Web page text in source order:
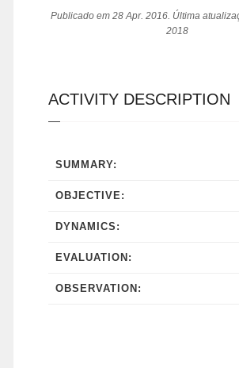
Publicado em 28 Apr. 2016. Última
2018
ACTIVITY DESCRIPTION
SUMMARY:
OBJECTIVE:
DYNAMICS:
EVALUATION:
OBSERVATION: